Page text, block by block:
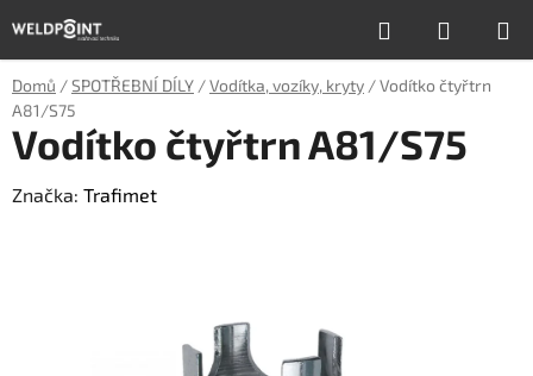
na
obsah
Hledat
KOŠÍK
Domů /SPOTŘEBNÍ DÍLY /Vodítka, vozíky, kryty /Vodítko čtyřtrn
A81/S75
Vodítko čtyřtrn A81/S75
Značka: Trafimet